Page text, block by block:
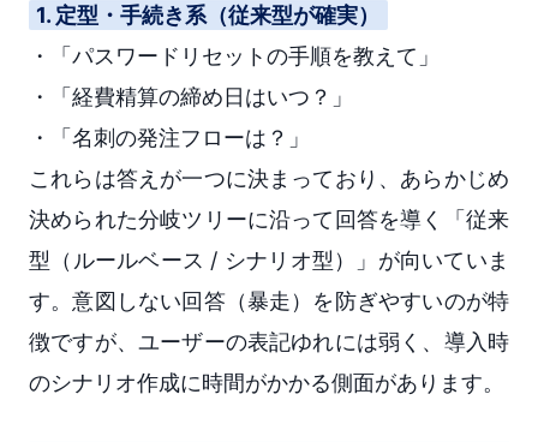
1. 定型・手続き系（従来型が確実）
・「パスワードリセットの手順を教えて」
・「経費精算の締め日はいつ？」
・「名刺の発注フローは？」
これらは答えが一つに決まっており、あらかじめ
決められた分岐ツリーに沿って回答を導く「従来
型（ルールベース / シナリオ型）」が向いていま
す。意図しない回答（暴走）を防ぎやすいのが特
徴ですが、ユーザーの表記ゆれには弱く、導入時
のシナリオ作成に時間がかかる側面があります。